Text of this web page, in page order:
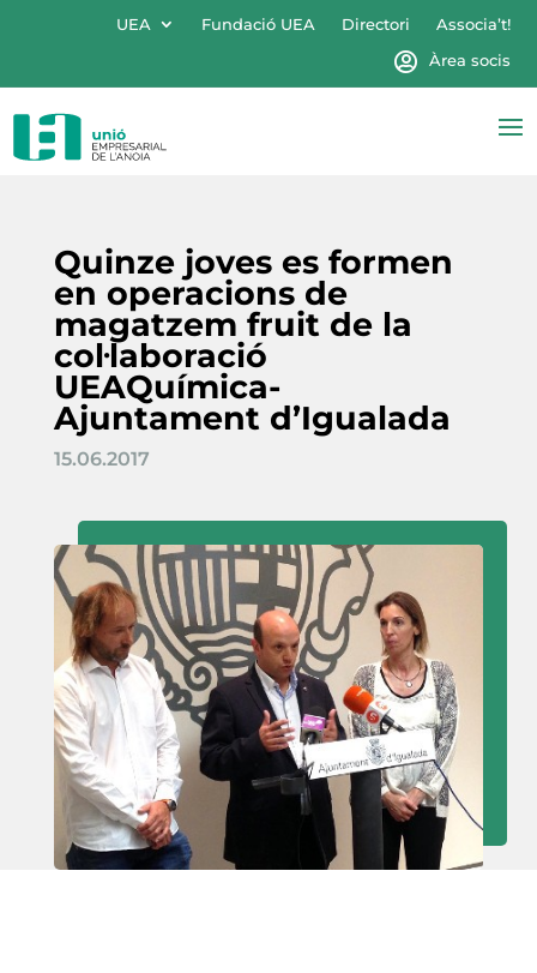
UEA Fundació UEA Directori
Associa’t!
Àrea socis
Quinze joves es formen
en operacions de
magatzem fruit de la
col·laboració
UEAQuímica-
Ajuntament d’Igualada
15.06.2017